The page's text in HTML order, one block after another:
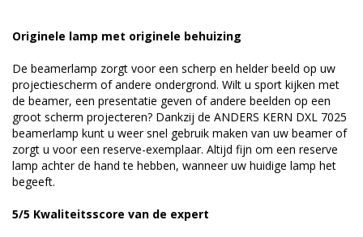
Originele lamp met originele behuizing
De beamerlamp zorgt voor een scherp en helder beeld op uw
projectiescherm of andere ondergrond. Wilt u sport kijken met
de beamer, een presentatie geven of andere beelden op een
groot scherm projecteren? Dankzij de ANDERS KERN DXL 7025
beamerlamp kunt u weer snel gebruik maken van uw beamer of
zorgt u voor een reserve-exemplaar. Altijd fijn om een reserve
lamp achter de hand te hebben, wanneer uw huidige lamp het
begeeft.
5/5 Kwaliteitsscore van de expert